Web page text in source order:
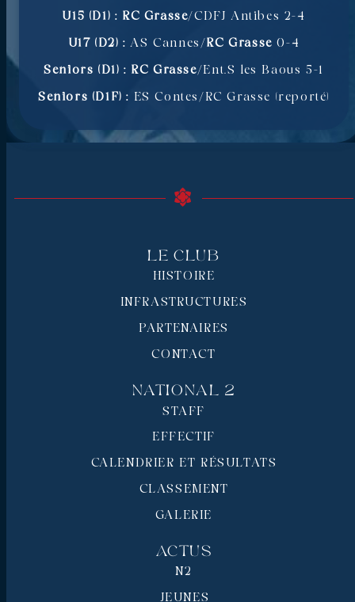
U15 (D1) : RC Grasse/CDFJ Antibes 2-4
U17 (D2) : AS Cannes/RC Grasse 0-4
Seniors (D1) : RC Grasse/Ent.S les Baous 5-1
Seniors (D1F) : ES Contes/RC Grasse (reporté)
Le Club
HISTOIRE
INFRASTRUCTURES
PARTENAIRES
CONTACT
National 2
STAFF
EFFECTIF
CALENDRIER ET RÉSULTATS
CLASSEMENT
GALERIE
Actus
N2
JEUNES